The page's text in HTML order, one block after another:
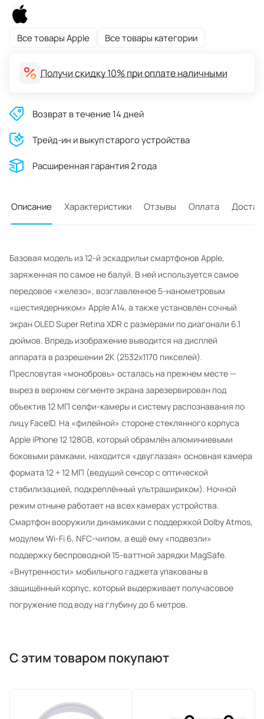
Все товары Apple Все товары категории
Получи скидку 10% при оплате наличными
Возврат в течение 14 дней
Трейд-ин и выкуп старого устройства
Расширенная гарантия 2 года
Описание Характеристики Отзывы Оплата
Базовая модель из 12-й эскадрильи смартфонов Apple,
заряженная по самое не балуй. В ней используется самое
передовое «железо», возглавленное 5-нанометровым
«шестиядерником» Apple A14, а также установлен сочный
экран OLED Super Retina XDR с размерами по диагонали 6.1
дюймов. Впредь изображение выводится на дисплей
аппарата в разрешении 2К (2532х1170 пикселей).
Пресловутая «монобровь» осталась на прежнем месте —
вырез в верхнем сегменте экрана зарезервирован под
объектив 12 МП селфи-камеры и систему распознавания по
лицу FaceID. На «филейной» стороне стеклянного корпуса
Apple iPhone 12 128GB, который обрамлён алюминиевыми
боковыми рамками, находится «двуглазая» основная камера
формата 12 + 12 МП (ведущий сенсор с оптической
стабилизацией, подкреплённый ультрашириком). Ночной
режим отныне работает на всех камерах устройства.
Смартфон вооружили динамиками с поддержкой Dolby Atmos,
модулем Wi-Fi 6, NFC-чипом, а ещё ему «подвезли»
поддержку беспроводной 15-ваттной зарядки MagSafe.
«Внутренности» мобильного гаджета упакованы в
защищённый корпус, который выдерживает получасовое
погружение под воду на глубину до 6 метров.
С этим товаром покупают